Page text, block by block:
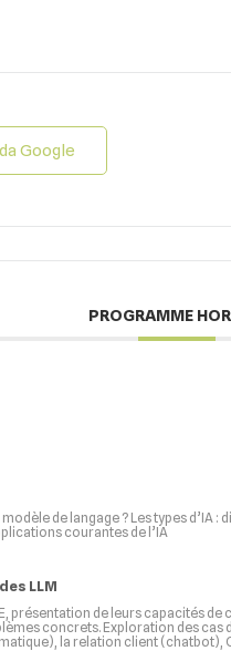
Google
PROGRAMME
modèle de langage ? Les types
courantes de l’IA
LLM
présentation de leurs capacités
concrets. Exploration des cas
la relation client (chatbot),